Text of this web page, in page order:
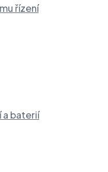
řízení
baterií